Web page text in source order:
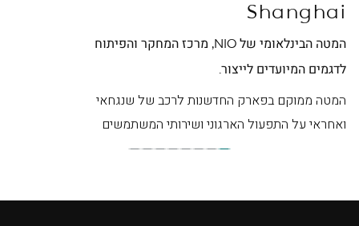
Shanghai
המטה הבינלאומי של NIO, מרכז המחקר והפיתוח
לדגמים המיועדים לייצור.
המטה ממוקם בפארק החדשנות לרכב של שנגחאי
ואחראי על התפעול הארגוני ושירותי המשתמשים